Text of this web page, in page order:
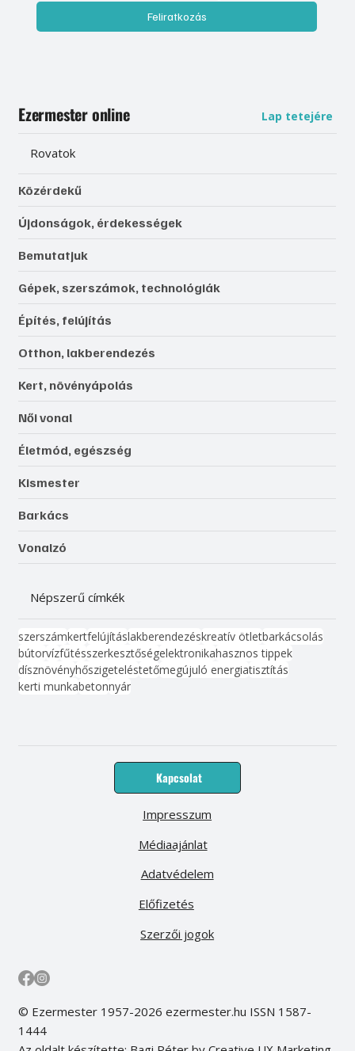
Feliratkozás
Ezermester online Lap tetejére
Rovatok
Közérdekű
Újdonságok, érdekességek
Bemutatjuk
Gépek, szerszámok, technológiák
Építés, felújítás
Otthon, lakberendezés
Kert, növényápolás
Női vonal
Életmód, egészség
Kismester
Barkács
Vonalzó
Népszerű címkék
szerszámkertfelújításlakberendezéskreatív ötletbarkácsolás
bútorvízfűtésszerkesztőségelektronikahasznos tippek
dísznövényhőszigeteléstetőmegújuló energiatisztítás
kerti munkabetonnyár
Kapcsolat
Médiaajánlat
Előfizetés
Impresszum
Adatvédelem
Szerzői jogok
© Ezermester 1957-2026 ezermester.hu ISSN 1587-
1444